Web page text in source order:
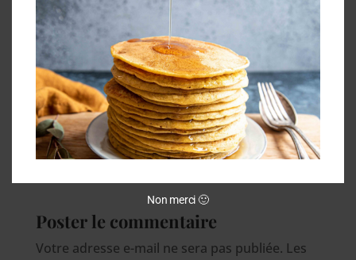
Poster le commentaire
Votre adresse e-mail ne sera pas publiée. Les
Non merci 🙂